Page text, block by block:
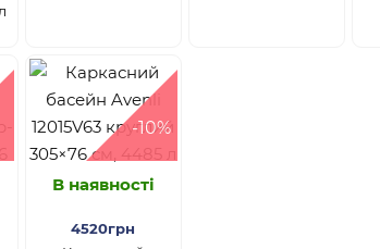
-10%
В наявності
4520грн